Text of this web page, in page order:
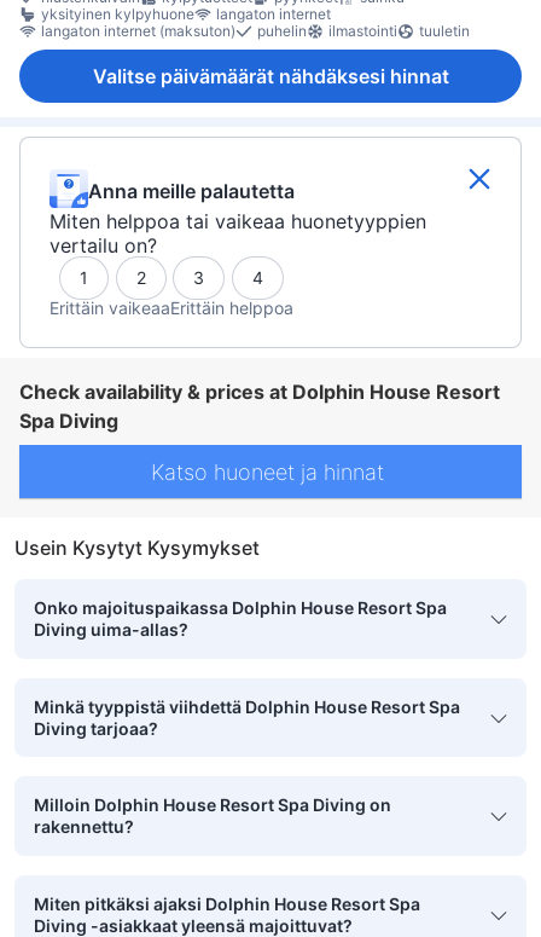
yksityinen kylpyhuone
langaton internet
langaton internet (maksuton)
puhelin ilmastointi tuuletin
Valitse päivämäärät nähdäksesi hinnat
Anna meille palautetta
Miten helppoa tai vaikeaa huonetyyppien
vertailu on?
1 2 3
4
Erittäin vaikeaaErittäin helppoa
Check availability & prices at Dolphin House Resort
Spa Diving
Katso huoneet ja hinnat
Usein Kysytyt Kysymykset
Onko majoituspaikassa Dolphin House Resort Spa
Diving uima-allas?
Minkä tyyppistä viihdettä Dolphin House Resort Spa
Diving tarjoaa?
Milloin Dolphin House Resort Spa Diving on
rakennettu?
Miten pitkäksi ajaksi Dolphin House Resort Spa
Diving -asiakkaat yleensä majoittuvat?